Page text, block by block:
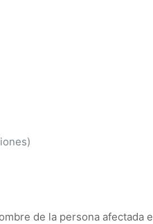
de la persona afectada